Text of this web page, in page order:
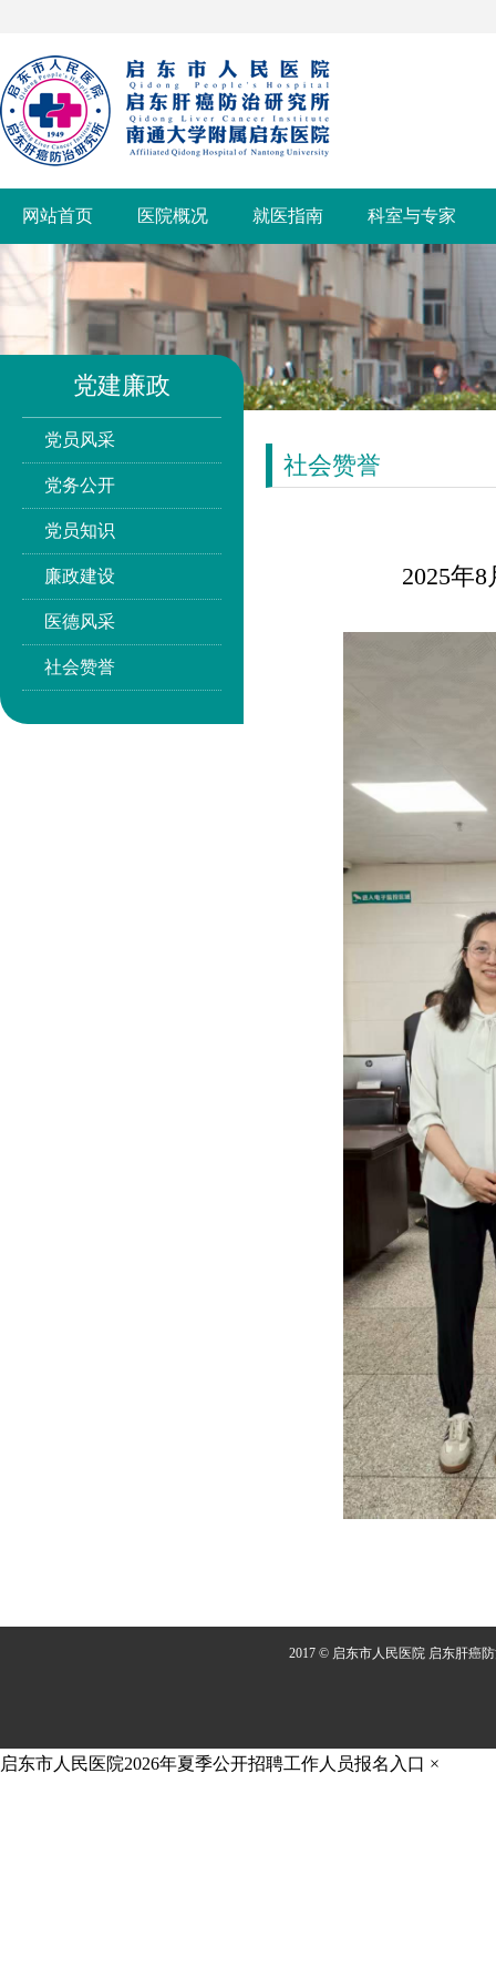
网站首页 医院概况 就医指南 科室与专家
党建廉政
党员风采
党务公开
党员知识
廉政建设
医德风采
社会赞誉
社会赞誉
2025年
2017 © 启东市人民医院 启东肝癌
启东市人民医院2026年夏季公开招聘工作人员报名入口 ×